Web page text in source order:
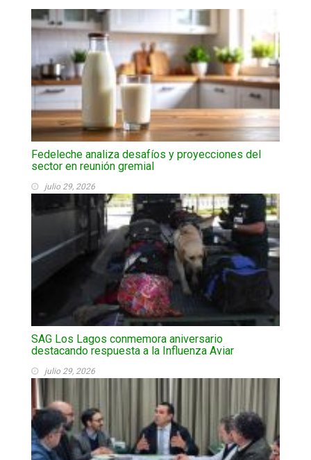
Fedeleche analiza desafíos y proyecciones del
sector en reunión gremial
julio 29, 2026
SAG Los Lagos conmemora aniversario
destacando respuesta a la Influenza Aviar
julio 29, 2026